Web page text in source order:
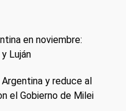
en noviembre:
Luján
y reduce al
el Gobierno de Milei